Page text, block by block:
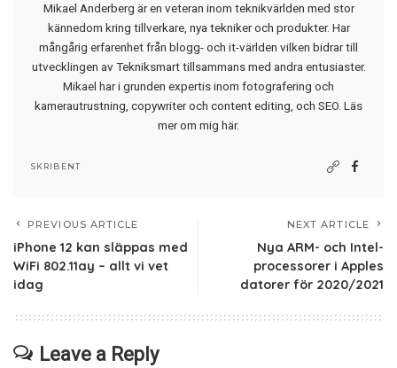
Mikael Anderberg är en veteran inom teknikvärlden med stor
kännedom kring tillverkare, nya tekniker och produkter. Har
mångårig erfarenhet från blogg- och it-världen vilken bidrar till
utvecklingen av Tekniksmart tillsammans med andra entusiaster.
Mikael har i grunden expertis inom fotografering och
kamerautrustning, copywriter och content editing, och SEO. Läs
mer om mig här.
SKRIBENT
PREVIOUS ARTICLE
iPhone 12 kan släppas med
WiFi 802.11ay – allt vi vet
idag
NEXT ARTICLE
Nya ARM- och Intel-
processorer i Apples
datorer för 2020/2021
Leave a Reply